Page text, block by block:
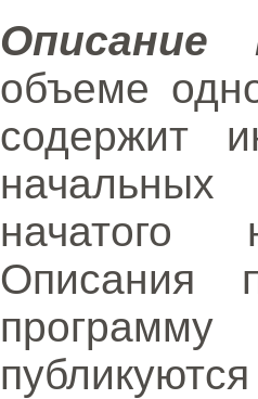
Описание
объеме
содержит
начатого
Описания